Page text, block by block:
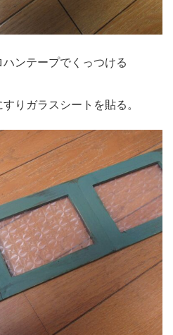
ンテープでくっつける
りガラスシートを貼る。